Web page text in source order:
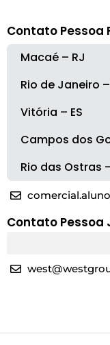
Contato Pessoa
Macaé – RJ
Rio de Janeiro
Vitória – ES
Campos dos
Rio das Ostras
Contato Pessoa